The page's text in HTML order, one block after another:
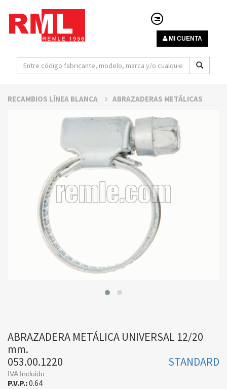
MI CUENTA
RECAMBIOS LÍNEA BLANCA ABRAZADERAS METÁLICAS
ABRAZADERA METÁLICA UNIVERSAL 12/20
mm.
053.00.1220
STANDARD
IVA Incluido
P.V.P.:0.64